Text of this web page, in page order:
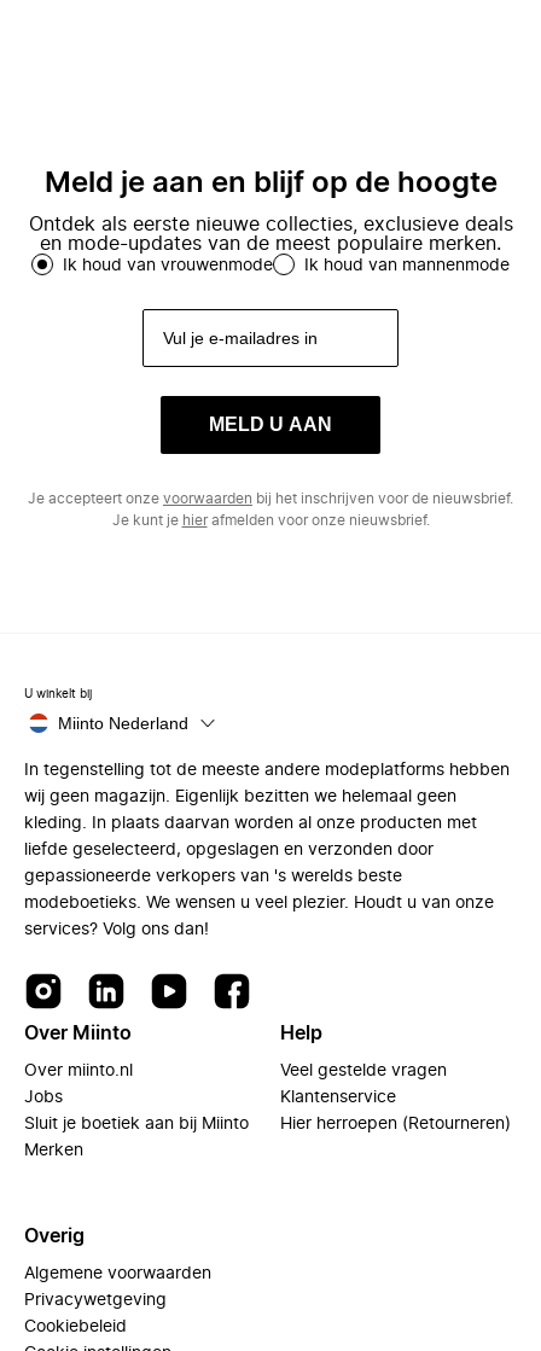
Meld je aan en blijf op de hoogte
Ontdek als eerste nieuwe collecties, exclusieve deals
en mode-updates van de meest populaire merken.
Ik houd van vrouwenmode Ik houd van mannenmode
MELD U AAN
Je accepteert onze voorwaarden bij het inschrijven voor de nieuwsbrief.
Je kunt je hierafmelden voor onze nieuwsbrief.
U winkelt bij
Miinto Nederland
In tegenstelling tot de meeste andere modeplatforms hebben
wij geen magazijn. Eigenlijk bezitten we helemaal geen
kleding. In plaats daarvan worden al onze producten met
liefde geselecteerd, opgeslagen en verzonden door
gepassioneerde verkopers van 's werelds beste
modeboetieks. We wensen u veel plezier. Houdt u van onze
services? Volg ons dan!
Over Miinto
Over miinto.nl
Jobs
Sluit je boetiek aan bij Miinto
Merken
Help
Veel gestelde vragen
Klantenservice
Hier herroepen (Retourneren)
Overig
Algemene voorwaarden
Privacywetgeving
Cookiebeleid